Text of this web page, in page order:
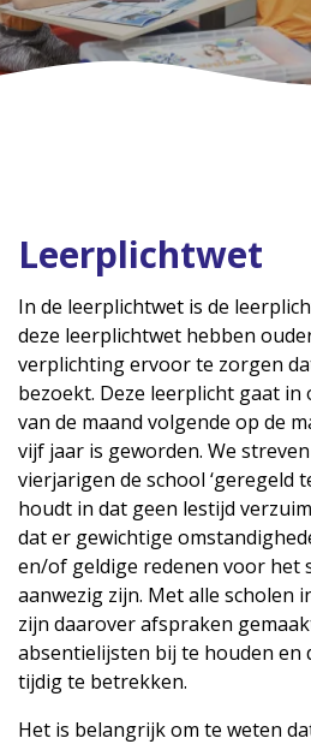
Leerplichtwet
In de leerplichtwet is de
deze leerplichtwet hebben
verplichting ervoor te zorgen
bezoekt. Deze leerplicht gaat in
van de maand volgende op de
vijf jaar is geworden. We
vierjarigen de school ‘geregeld
houdt in dat geen lestijd
dat er gewichtige
en/of geldige redenen voor het
aanwezig zijn. Met alle scholen
zijn daarover afspraken
absentielijsten bij te houden en
tijdig te betrekken.
Het is belangrijk om te weten